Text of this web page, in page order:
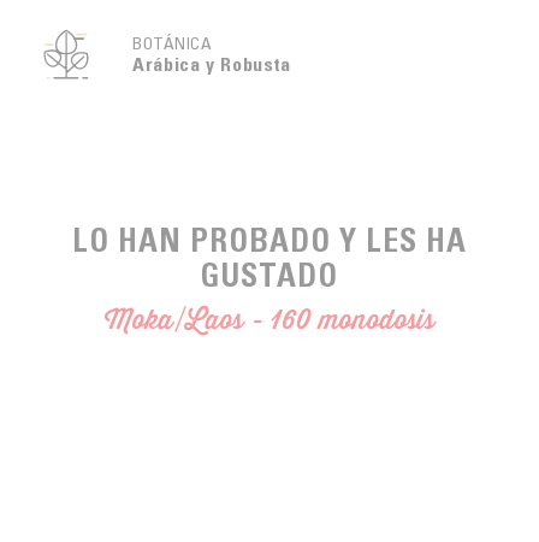
BOTÁNICA
Arábica y Robusta
LO HAN PROBADO Y LES HA
GUSTADO
Moka/Laos - 160 monodosis